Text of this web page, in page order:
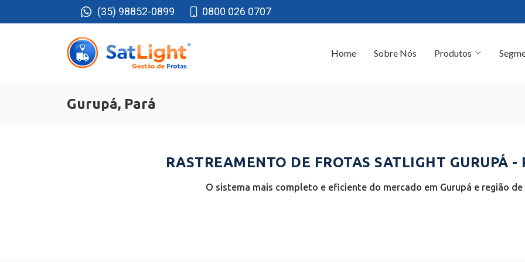
(35) 98852-0899 0800 026 0707
Home Sobre Nós Produtos
Gurupá, Pará
RASTREAMENTO DE FROTAS SATLIGHT GURUPÁ -
O sistema mais completo e eficiente do mercado em Gurupá e região de